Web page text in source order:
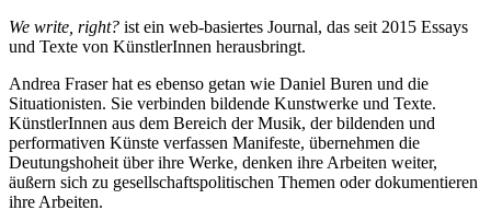
We write, right? ist ein web-basiertes Journal, das seit 2015 Essays
und Texte von KünstlerInnen herausbringt.
Andrea Fraser hat es ebenso getan wie Daniel Buren und die
Situationisten. Sie verbinden bildende Kunstwerke und Texte.
KünstlerInnen aus dem Bereich der Musik, der bildenden und
performativen Künste verfassen Manifeste, übernehmen die
Deutungshoheit über ihre Werke, denken ihre Arbeiten weiter,
äußern sich zu gesellschaftspolitischen Themen oder dokumentieren
ihre Arbeiten.